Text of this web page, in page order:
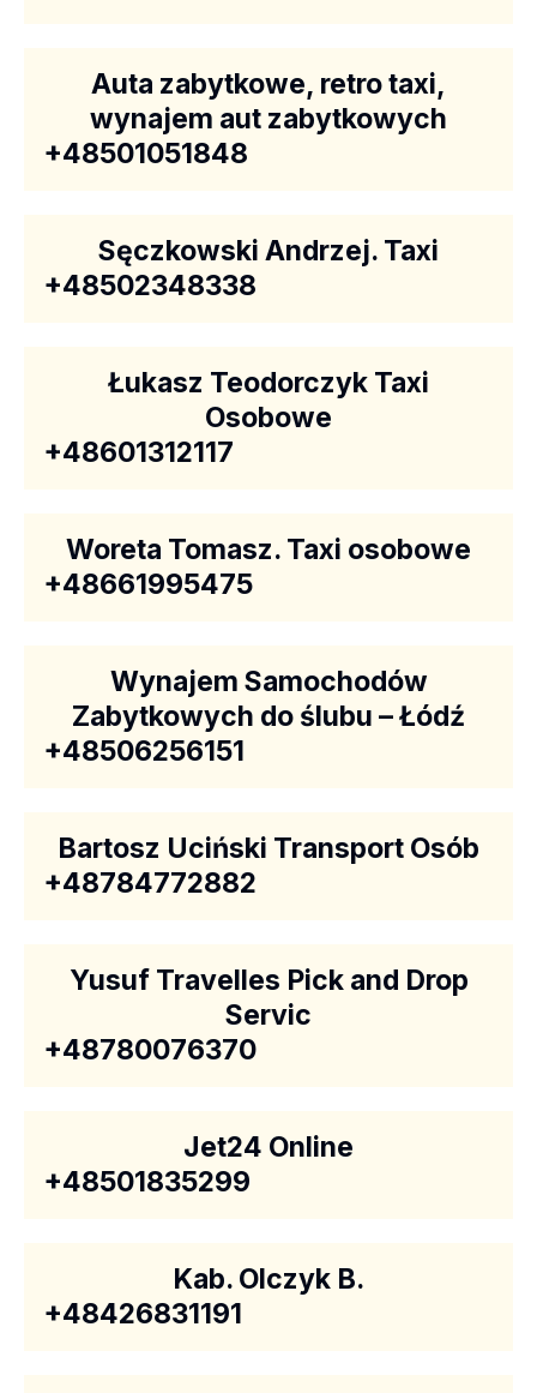
Auta zabytkowe, retro taxi,
wynajem aut zabytkowych
+48501051848
Sęczkowski Andrzej. Taxi
+48502348338
Łukasz Teodorczyk Taxi
Osobowe
+48601312117
Woreta Tomasz. Taxi osobowe
+48661995475
Wynajem Samochodów
Zabytkowych do ślubu – Łódź
+48506256151
Bartosz Uciński Transport Osób
+48784772882
Yusuf Travelles Pick and Drop
Servic
+48780076370
Jet24 Online
+48501835299
Kab. Olczyk B.
+48426831191